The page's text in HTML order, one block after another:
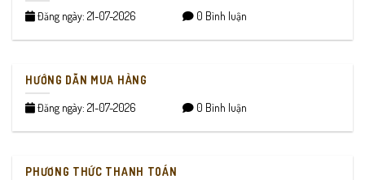
Đăng ngày: 21-07-2026 0 Bình luận
HƯỚNG DẪN MUA HÀNG
Đăng ngày: 21-07-2026 0 Bình luận
PHƯƠNG THỨC THANH TOÁN